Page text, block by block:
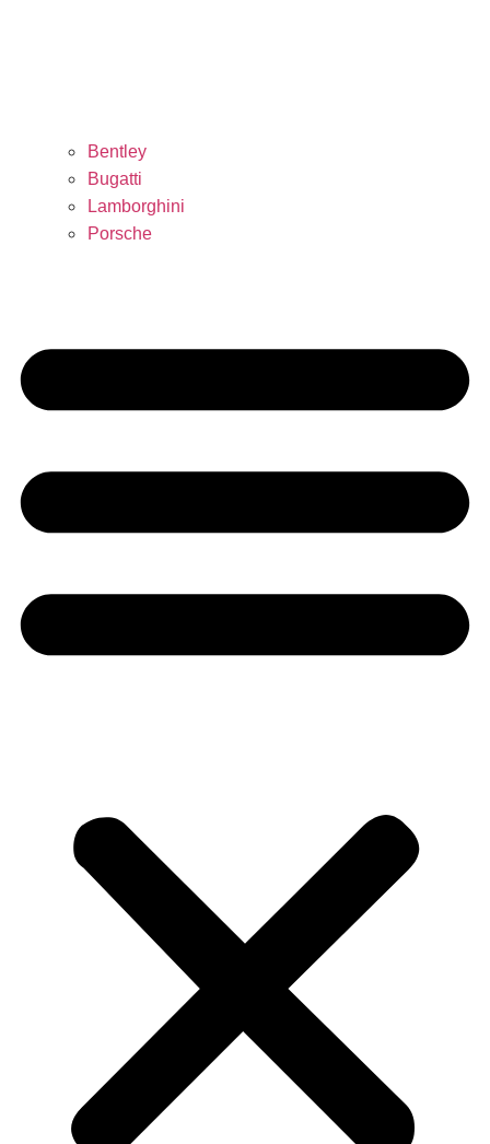
Bentley
Bugatti
Lamborghini
Porsche